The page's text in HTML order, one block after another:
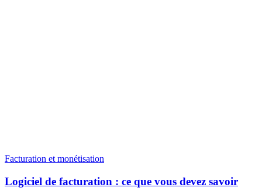
Facturation et monétisation
Logiciel de facturation : ce que vous devez savoir